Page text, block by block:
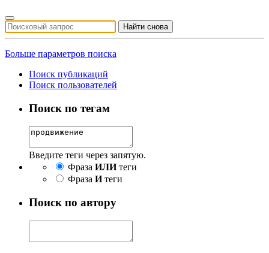
Найти снова
Больше параметров поиска
Поиск публикаций
Поиск пользователей
Поиск по тегам
Введите теги через запятую.
Фраза ИЛИтеги
Фраза Итеги
Поиск по автору